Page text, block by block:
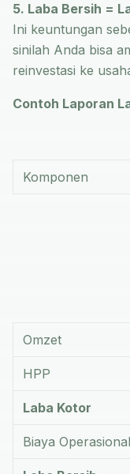
5. Laba Bersih =
Ini keuntungan
sinilah Anda bisa
reinvestasi ke
Contoh Laporan
Komponen
Omzet
HPP
Laba Kotor
Biaya Operasional